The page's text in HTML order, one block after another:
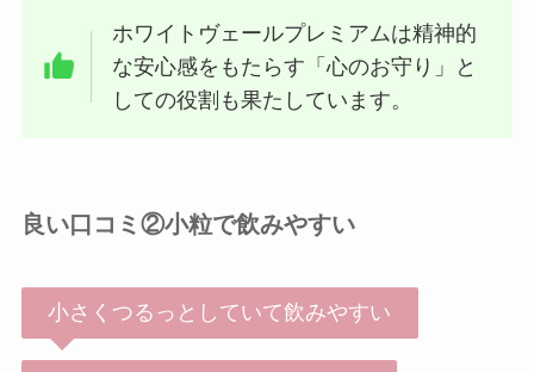
ホワイトヴェールプレミアムは精神的
な安心感をもたらす「心のお守り」と
しての役割も果たしています。
良い口コミ②小粒で飲みやすい
小さくつるっとしていて飲みやすい